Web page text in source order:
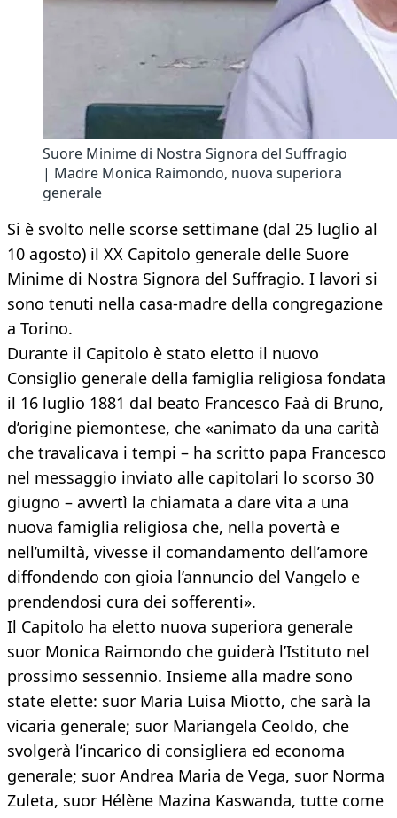
Suore Minime di Nostra Signora del Suffragio
| Madre Monica Raimondo, nuova superiora
generale
Si è svolto nelle scorse settimane (dal 25 luglio al
10 agosto) il XX Capitolo generale delle Suore
Minime di Nostra Signora del Suffragio. I lavori si
sono tenuti nella casa-madre della congregazione
a Torino.
Durante il Capitolo è stato eletto il nuovo
Consiglio generale della famiglia religiosa fondata
il 16 luglio 1881 dal beato Francesco Faà di Bruno,
d’origine piemontese, che «animato da una carità
che travalicava i tempi – ha scritto papa Francesco
nel messaggio inviato alle capitolari lo scorso 30
giugno – avvertì la chiamata a dare vita a una
nuova famiglia religiosa che, nella povertà e
nell’umiltà, vivesse il comandamento dell’amore
diffondendo con gioia l’annuncio del Vangelo e
prendendosi cura dei sofferenti».
Il Capitolo ha eletto nuova superiora generale
suor Monica Raimondo che guiderà l’Istituto nel
prossimo sessennio. Insieme alla madre sono
state elette: suor Maria Luisa Miotto, che sarà la
vicaria generale; suor Mariangela Ceoldo, che
svolgerà l’incarico di consigliera ed economa
generale; suor Andrea Maria de Vega, suor Norma
Zuleta, suor Hélène Mazina Kaswanda, tutte come